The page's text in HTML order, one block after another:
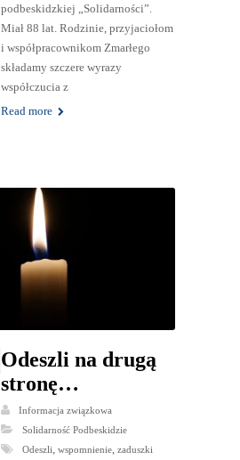
podbeskidzkiej „Solidarności”.
Miał 88 lat. Rodzinie, przyjaciołom
i współpracownikom Zmarłego
składamy szczere wyrazy
współczucia z
Read more
Odeszli na drugą
stronę…
Informacja związkowa
Solidarność Podbeskidzie
Odeszli, wspomnienie, zaduszki